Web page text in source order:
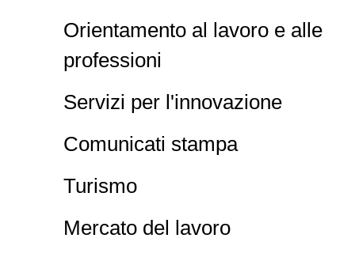
Orientamento al lavoro e alle
professioni
Servizi per l'innovazione
Comunicati stampa
Turismo
Mercato del lavoro